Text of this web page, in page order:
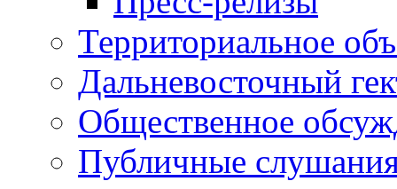
Территориальное
Дальневосточный
Общественное
Публичные